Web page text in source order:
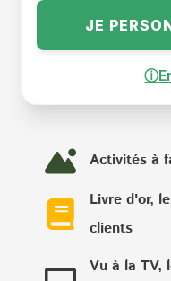
JE
ⓘ
Activités à
Livre d'or,
clients
Vu à la TV,